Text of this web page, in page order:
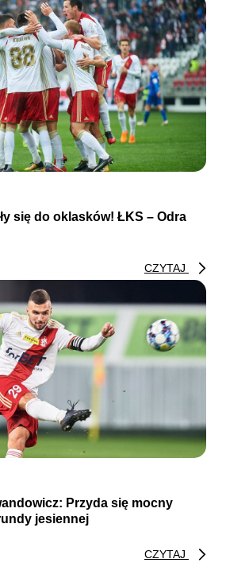
się do oklasków! ŁKS – Odra
CZYTAJ
Przyda się mocny
jesiennej
CZYTAJ